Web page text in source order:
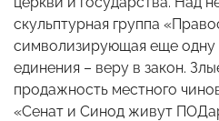
скульптурная группа
символизирующая еще одну
единения – веру в закон.
продажность местного
«Сенат и Синод живут